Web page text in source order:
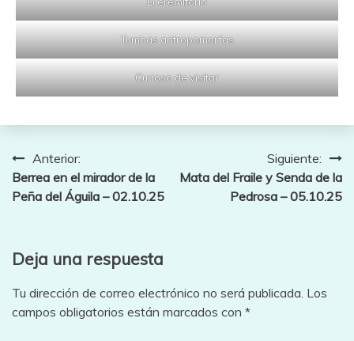
Tumbas antropomorfas
Curioso de visitar
Navegación
de
Anterior:
Berrea en el mirador de la
Peña del Águila – 02.10.25
Siguiente:
Mata del Fraile y Senda de la
Pedrosa – 05.10.25
Deja una respuesta
Tu dirección de correo electrónico no será publicada. Los
campos obligatorios están marcados con *